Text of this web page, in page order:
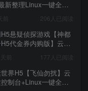
新整理Linux一键全自
206人已阅读
悬疑侦探游戏【神都
代金券内购版】云搭
本+Linux手工服务端
后台+CDK授权后台
安卓客户端+详细搭建
前 177人已阅读
界H5【飞仙勿扰】云
制台+Linux一键全自